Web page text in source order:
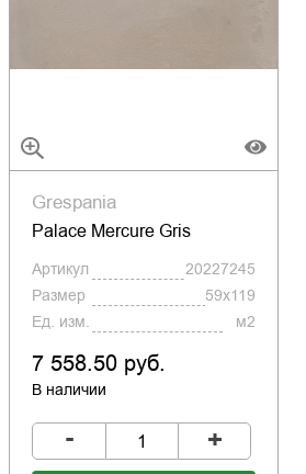
Grespania
Palace Mercure Gris
Артикул
20227245
Размер
59x119
Ед. изм.
м2
7 558.50 руб.
В наличии
- +